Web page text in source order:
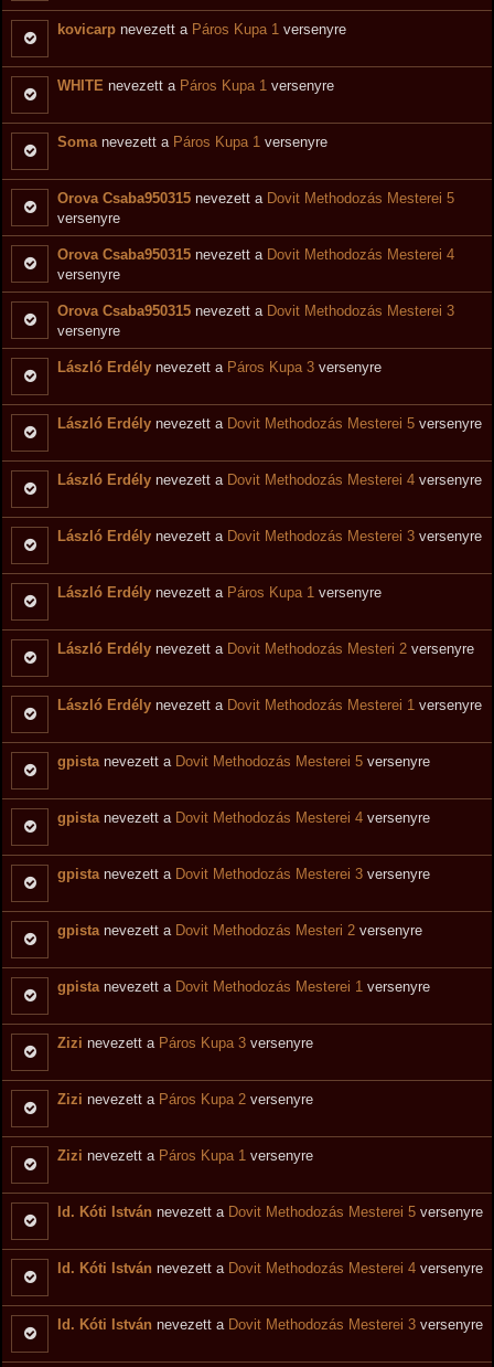
kovicarp nevezett a Páros Kupa 1 versenyre
WHITE nevezett a Páros Kupa 1 versenyre
Somanevezett a Páros Kupa 1 versenyre
Orova Csaba950315 nevezett a Dovit Methodozás Mesterei 5
versenyre
Orova Csaba950315 nevezett a Dovit Methodozás Mesterei 4
versenyre
Orova Csaba950315 nevezett a Dovit Methodozás Mesterei 3
versenyre
László Erdély nevezett a Páros Kupa 3 versenyre
László Erdély nevezett a Dovit Methodozás Mesterei 5 versenyre
László Erdély nevezett a Dovit Methodozás Mesterei 4 versenyre
László Erdély nevezett a Dovit Methodozás Mesterei 3 versenyre
László Erdély nevezett a Páros Kupa 1 versenyre
László Erdély nevezett a Dovit Methodozás Mesteri 2 versenyre
László Erdély nevezett a Dovit Methodozás Mesterei 1 versenyre
gpistanevezett a Dovit Methodozás Mesterei 5 versenyre
gpistanevezett a Dovit Methodozás Mesterei 4 versenyre
gpistanevezett a Dovit Methodozás Mesterei 3 versenyre
gpistanevezett a Dovit Methodozás Mesteri 2 versenyre
gpistanevezett a Dovit Methodozás Mesterei 1 versenyre
Zizi nevezett a Páros Kupa 3 versenyre
Zizi nevezett a Páros Kupa 2 versenyre
Zizi nevezett a Páros Kupa 1 versenyre
Id. Kóti István nevezett a Dovit Methodozás Mesterei 5 versenyre
Id. Kóti István nevezett a Dovit Methodozás Mesterei 4 versenyre
Id. Kóti István nevezett a Dovit Methodozás Mesterei 3 versenyre